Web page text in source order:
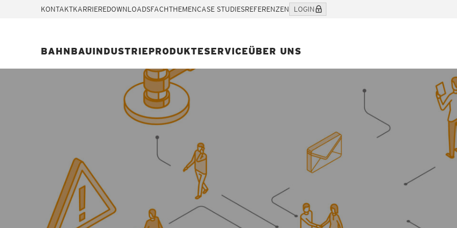
KONTAKTKARRIEREDOWNLOADSFACHTHEMENCASE STUDIESREFERENZEN LOGIN
BAHNBAUINDUSTRIEPRODUKTESERVICEÜBER UNS